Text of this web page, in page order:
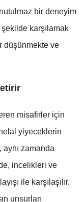
bir deneyim
karşılamak
düşünmekte ve
misafirler için
yiyeceklerin
aynı zamanda
incelikleri ve
ile karşılaşılır.
unsurları